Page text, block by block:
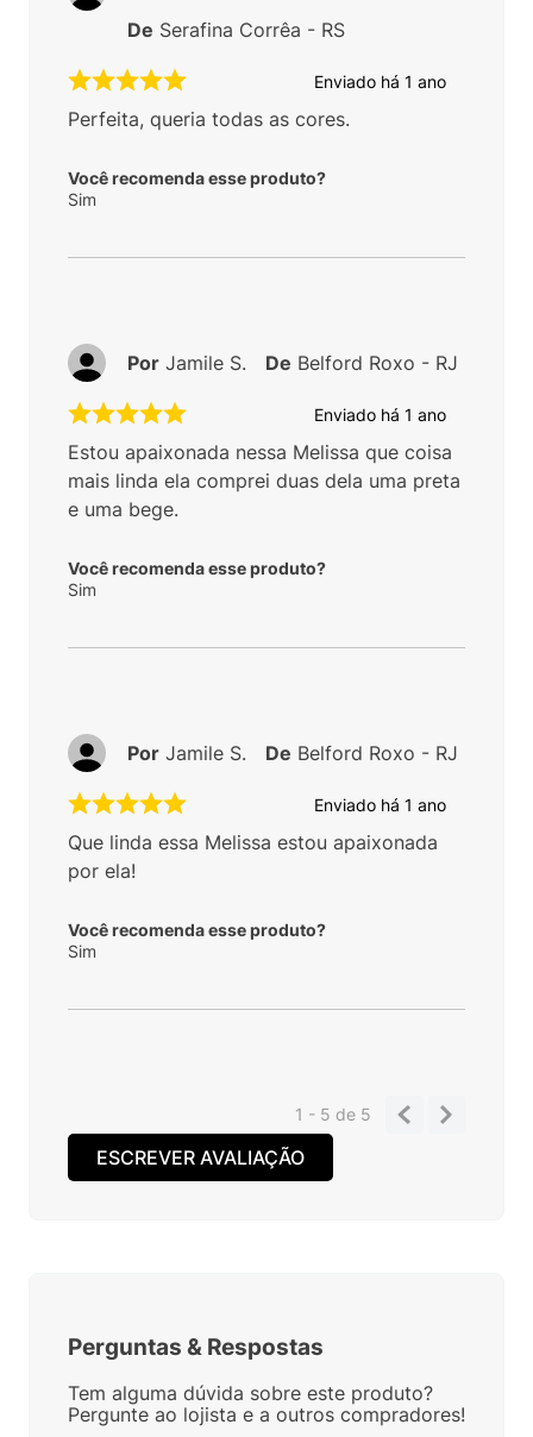
Enviado há 1 ano
Perfeita, queria todas as cores.
Você recomenda esse produto?
Sim
De Serafina Corrêa - RS
Enviado há 1 ano
Estou apaixonada nessa Melissa que coisa
mais linda ela comprei duas dela uma preta
e uma bege.
Você recomenda esse produto?
Sim
Por Jamile S. De Belford Roxo - RJ
Enviado há 1 ano
Que linda essa Melissa estou apaixonada
por ela!
Você recomenda esse produto?
Sim
Por Jamile S. De Belford Roxo - RJ
1 - 5de 5
ESCREVER AVALIAÇÃO
Perguntas & Respostas
Tem alguma dúvida sobre este produto?
Pergunte ao lojista e a outros compradores!